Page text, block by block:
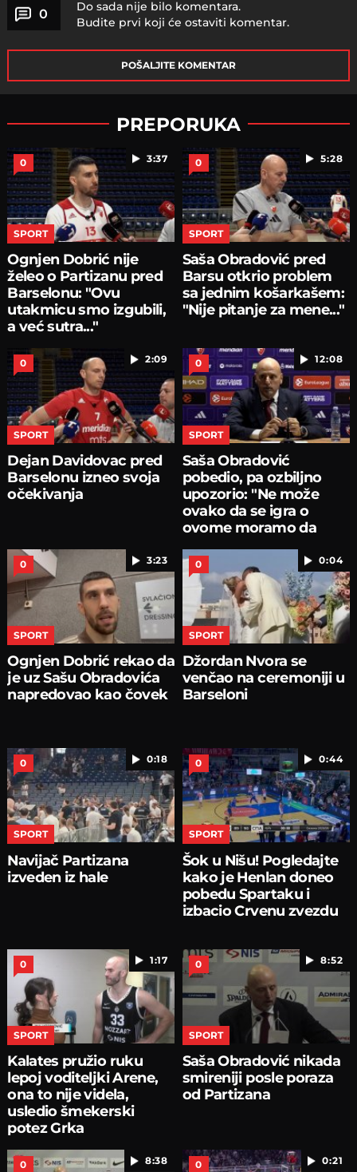
0
Do sada nije bilo komentara.
Budite prvi koji će ostaviti komentar.
POŠALJITE KOMENTAR
PREPORUKA
3:37
0
SPORT
Ognjen Dobrić nije
želeo o Partizanu pred
Barselonu: "Ovu
utakmicu smo izgubili,
a već sutra..."
5:28
0
SPORT
Saša Obradović pred
Barsu otkrio problem
sa jednim košarkašem:
"Nije pitanje za mene..."
2:09
0
SPORT
Dejan Davidovac pred
Barselonu izneo svoja
očekivanja
12:08
0
SPORT
Saša Obradović
pobedio, pa ozbiljno
upozorio: "Ne može
ovako da se igra o
ovome moramo da
3:23
0
SPORT
Ognjen Dobrić rekao da
je uz Sašu Obradovića
napredovao kao čovek
0:04
0
SPORT
Džordan Nvora se
venčao na ceremoniji u
Barseloni
0:18
0
SPORT
Navijač Partizana
izveden iz hale
0:44
0
SPORT
Šok u Nišu! Pogledajte
kako je Henlan doneo
pobedu Spartaku i
izbacio Crvenu zvezdu
1:17
0
SPORT
Kalates pružio ruku
lepoj voditeljki Arene,
ona to nije videla,
usledio šmekerski
potez Grka
8:52
0
SPORT
Saša Obradović nikada
smireniji posle poraza
od Partizana
8:38
0 0:21
0